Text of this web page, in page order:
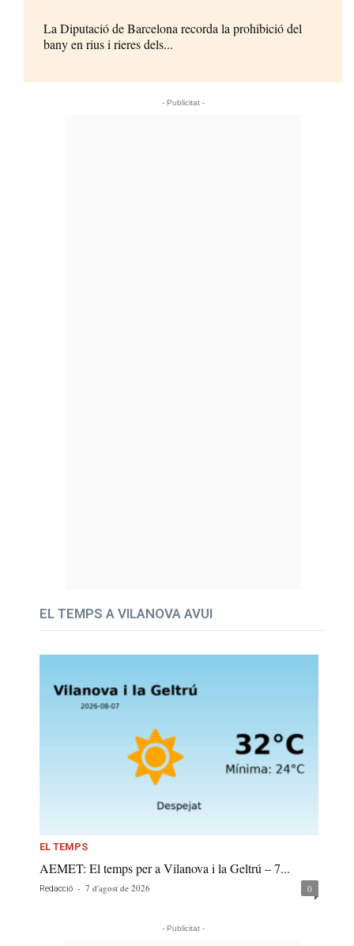
La Diputació de Barcelona recorda la prohibició del
bany en rius i rieres dels...
- Publicitat -
EL TEMPS A VILANOVA AVUI
EL TEMPS
AEMET: El temps per a Vilanova i la Geltrú – 7...
Redacció - 7 d'agost de 2026 0
- Publicitat -